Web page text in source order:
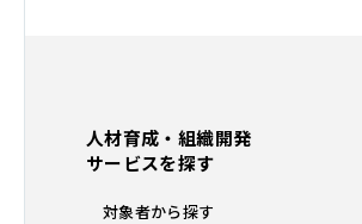
人材育成・組織開発
サービスを探す
対象者から探す